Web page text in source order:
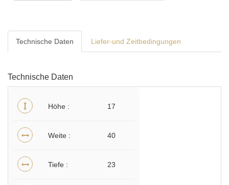
Technische Daten Liefer-und Zeitbedingungen
Technische Daten
Höhe 17
Weite 40
Tiefe 23